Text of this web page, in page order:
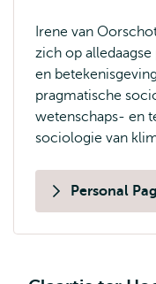
Irene van
zich op
en
pragmatische
wetenschaps- en
sociologie van
Personal